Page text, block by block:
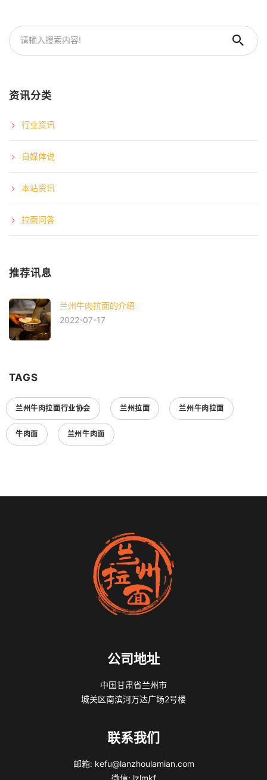
资讯分类
行业资讯
自媒体说
本站资讯
拉面问答
推荐讯息
兰州牛肉拉面的介绍
2022-07-17
TAGS
兰州牛肉拉面行业协会 兰州拉面 兰州牛肉拉面
牛肉面 兰州牛肉面
公司地址
中国甘肃省兰州市
城关区南滨河万达广场2号楼
联系我们
邮箱: kefu@lanzhoulamian.com
微信: lzlmkf